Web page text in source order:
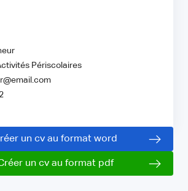
Périscolaires
un cv au format word
un cv au format pdf